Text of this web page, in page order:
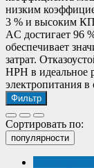
низким
3 % и высоким
AC достигает 96
обеспечивает
затрат.
HPH в идеальное
электропитания
Фильтр
Сортировать по:
популярности